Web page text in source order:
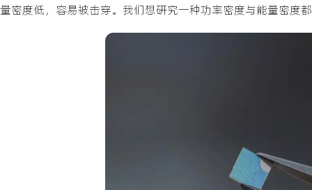
量密度低，容易被击穿。我们想研究一种功率密度与能量密